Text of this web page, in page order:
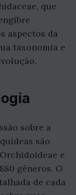
que
aspectos da
taxonomia e
sobre a
são
e
gêneros. O
de cada